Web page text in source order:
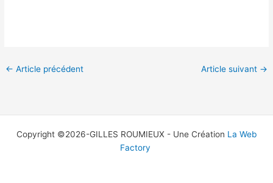
← Article précédent Article suivant →
Copyright ©2026-GILLES ROUMIEUX - Une Création La Web
Factory